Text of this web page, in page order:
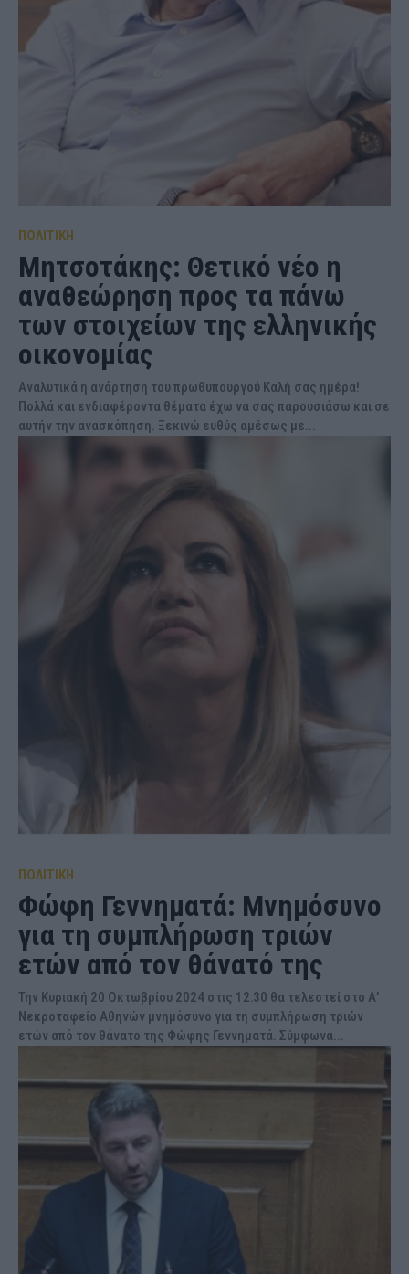
ΠΟΛΙΤΙΚΗ
Μητσοτάκης: Θετικό νέο η
αναθεώρηση προς τα πάνω
των στοιχείων της ελληνικής
οικονομίας
Αναλυτικά η ανάρτηση του πρωθυπουργού Καλή σας ημέρα!
Πολλά και ενδιαφέροντα θέματα έχω να σας παρουσιάσω και σε
αυτήν την ανασκόπηση. Ξεκινώ ευθύς αμέσως με...
ΠΟΛΙΤΙΚΗ
Φώφη Γεννηματά: Μνημόσυνο
για τη συμπλήρωση τριών
ετών από τον θάνατό της
Την Κυριακή 20 Οκτωβρίου 2024 στις 12:30 θα τελεστεί στο Α’
Νεκροταφείο Αθηνών μνημόσυνο για τη συμπλήρωση τριών
ετών από τον θάνατο της Φώφης Γεννηματά. Σύμφωνα...